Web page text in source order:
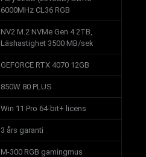
6000MHz CL36 RGB
NV2 M.2 NVMe Gen 4 2TB,
Läshastighet 3500 MB/sek
GEFORCE RTX 4070 12GB
850W 80 PLUS
Win 11 Pro 64-bit+ licens
3 års garanti
M-300 RGB gamingmus